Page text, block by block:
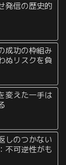
発信の歴史的
成功の枠組み
ぬリスクを負
変えた一手は
しのつかない
不可逆性がも